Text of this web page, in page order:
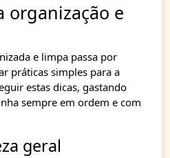
organização e
e limpa passa por
práticas simples para a
estas dicas, gastando
sempre em ordem e com
geral